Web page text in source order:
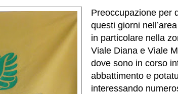
Preoccupazione per
questi giorni
in particolare nella
Viale Diana e Viale
dove sono in corso
abbattimento e
interessando